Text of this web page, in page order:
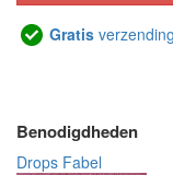
Gratis verzending
Benodigdheden
Drops Fabel